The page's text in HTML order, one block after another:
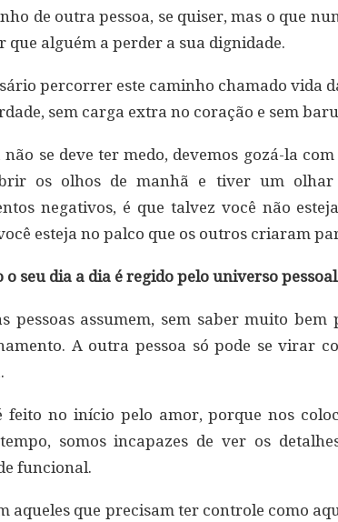
de outra pessoa, se quiser, mas o que
que alguém a perder a sua dignidade.
percorrer este caminho chamado vida
sem carga extra no coração e sem
não se deve ter medo, devemos gozá-la
os olhos de manhã e tiver um
negativos, é que talvez você não
esteja no palco que os outros criaram
o seu dia a dia é regido pelo universo
pessoas assumem, sem saber muito
A outra pessoa só pode se virar
feito no início pelo amor, porque nos
somos incapazes de ver os
funcional.
aqueles que precisam ter controle como